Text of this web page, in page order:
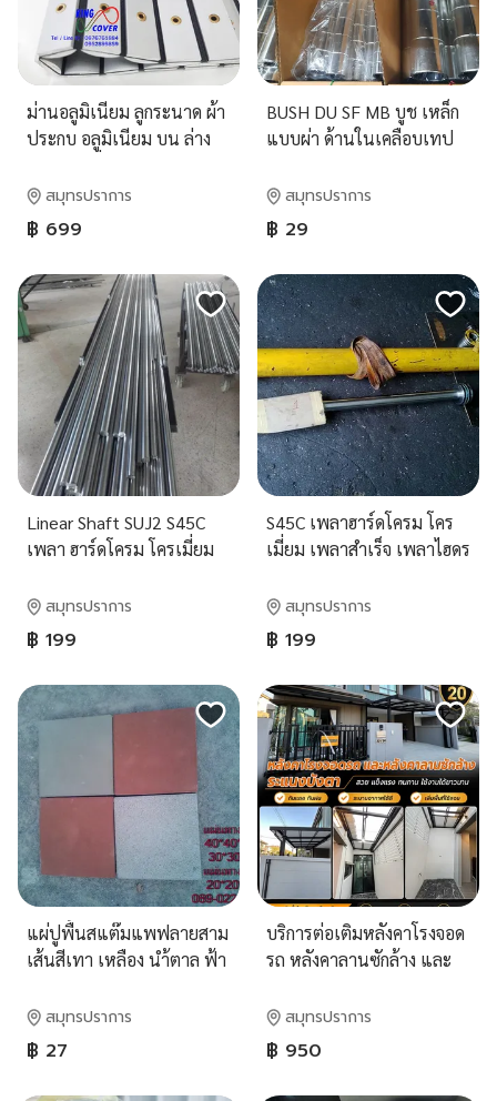
ม่านอลูมิเนียม ลูกระนาด ผ้า
ประกบ อลูมิเนียม บน ล่าง
สมุทรปราการ
฿ 699
BUSH DU SF MB บูช เหล็ก
แบบผ่า ด้านในเคลือบเทป
สมุทรปราการ
฿ 29
Linear Shaft SUJ2 S45C
เพลา ฮาร์ดโครม โครเมี่ยม
สมุทรปราการ
฿ 199
S45C เพลาฮาร์ดโครม โคร
เมี่ยม เพลาสำเร็จ เพลาไฮดร
สมุทรปราการ
฿ 199
แผ่ปูพื้นสแต๊มแพฟลายสาม
เส้นสีเทา เหลือง นำ้ตาล ฟ้า
สมุทรปราการ
฿ 27
บริการต่อเติมหลังคาโรงจอด
รถ หลังคาลานซักล้าง และ
ช่วยบังสายตา เพิ่มความเป็น
ส่วนตัว แต่ยังคงความโปร่ง
สบาย ไม่ร้อน
สมุทรปราการ
฿ 950